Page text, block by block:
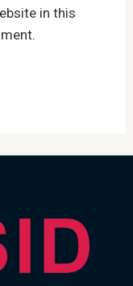
in this